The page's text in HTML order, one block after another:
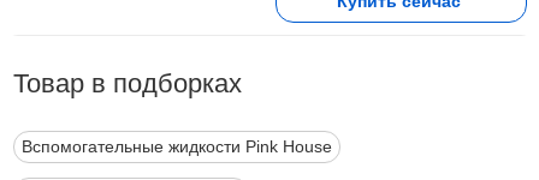
Товар в подборках
Вспомогательные жидкости Pink House